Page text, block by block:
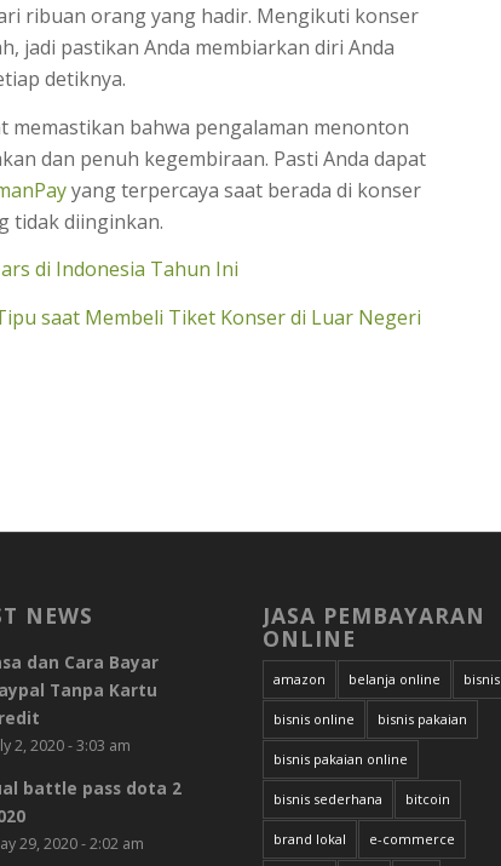
ribuan orang yang hadir. Mengikuti konser
jadi pastikan Anda membiarkan diri Anda
detiknya.
memastikan bahwa pengalaman menonton
dan penuh kegembiraan. Pasti Anda dapat
yang terpercaya saat berada di konser
tidak diinginkan.
di Indonesia Tahun Ini
saat Membeli Tiket Konser di Luar Negeri
NEWS
dan Cara Bayar
Tanpa Kartu
2, 2020 - 3:03 am
battle pass dota 2
29, 2020 - 2:02 am
JASA PEMBAYARAN
ONLINE
amazon belanja online bisnis
bisnis online bisnis pakaian
bisnis pakaian online
bisnis sederhana bitcoin
brand lokal e-commerce